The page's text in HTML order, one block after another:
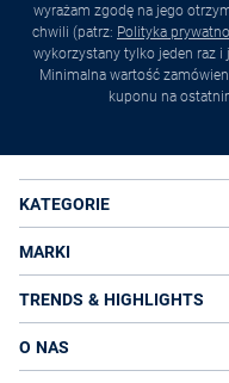
wyrażam zgodę na jego
chwili (patrz: Polityka
wykorzystany tylko jeden raz
Minimalna wartość
kuponu na
KATEGORIE
MARKI
TRENDS & HIGHLIGHTS
O NAS